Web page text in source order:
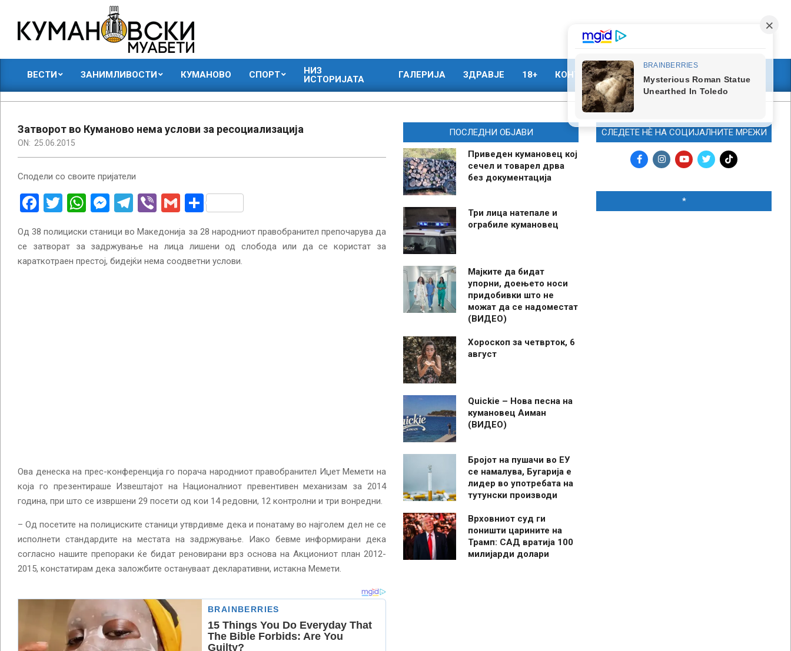
content
КУМАНОВСКИ
МУАБЕТИ
ВЕСТИ ЗАНИМЛИВОСТИ КУМАНОВО СПОРТ
НИЗ
ИСТОРИЈАТА
ГАЛЕРИЈА ЗДРАВЈЕ 18+ КОНТАКТ МАРКЕТИНГ
Затворот во Куманово нема услови за ресоциализација
ON: 25.06.2015
Сподели со своите пријатели
Facebook
Twitter
WhatsApp
Messenger
Telegram
ViberGmailShare
Од 38 полициски станици во Македонија за 28 народниот правобранител препочарува да
се затворат за задржување на лица лишени од слобода или да се користат за
караткотраен престој, бидејќи нема соодветни услови.
Ова денеска на прес-конференција го порача народниот правобранител Иџет Мемети на
која го презентираше Извештајот на Националниот превентивен механизам за 2014
година, при што се извршени 29 посети од кои 14 редовни, 12 контролни и три вонредни.
– Од посетите на полициските станици утврдивме дека и понатаму во најголем дел не се
исполнети стандардите на местата на задржување. Иако бевме информирани дека
согласно нашите препораки ќе бидат реновирани врз основа на Акциониот план 2012-
2015, констатирам дека заложбите остануваат декларативни, истакна Мемети.
ПОСЛЕДНИ ОБЈАВИ
Приведен кумановец кој
сечел и товарел дрва
без документација
Три лица натепале и
ограбиле кумановец
Мајките да бидат
упорни, доењето носи
придобивки што не
можат да се надоместат
(ВИДЕО)
Хороскоп за четврток, 6
август
Quickie – Нова песна на
кумановец Аиман
(ВИДЕО)
Бројот на пушачи во ЕУ
се намалува, Бугарија е
лидер во употребата на
тутунски производи
Врховниот суд ги
поништи царините на
Трамп: САД вратија 100
милијарди долари
СЛЕДЕТЕ НЀ НА СОЦИЈАЛНИТЕ МРЕЖИ
*